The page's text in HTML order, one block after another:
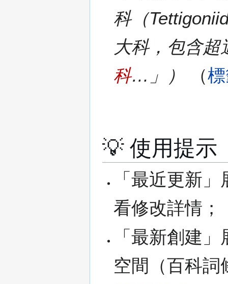
科（
大科，包含
科…」）
💡 使用提示
「最近更新
看修改詳情；
「最新創建
空間（百科詞